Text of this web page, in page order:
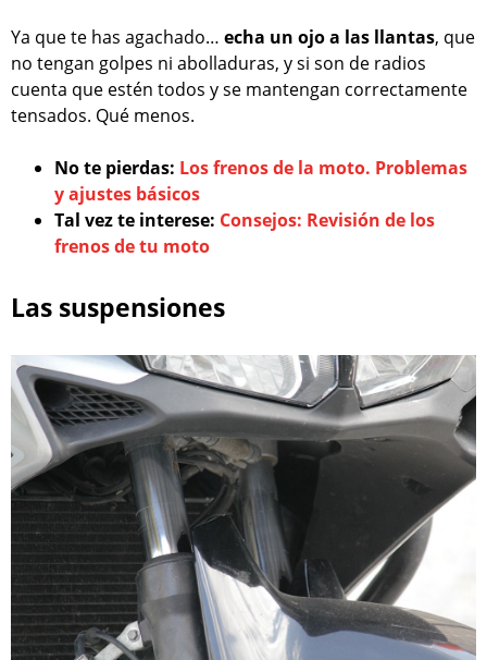
Ya que te has agachado… echa un ojo a las llantas, que
no tengan golpes ni abolladuras, y si son de radios
cuenta que estén todos y se mantengan correctamente
tensados. Qué menos.
No te pierdas: Los frenos de la moto. Problemas
y ajustes básicos
Tal vez te interese: Consejos: Revisión de los
frenos de tu moto
Las suspensiones